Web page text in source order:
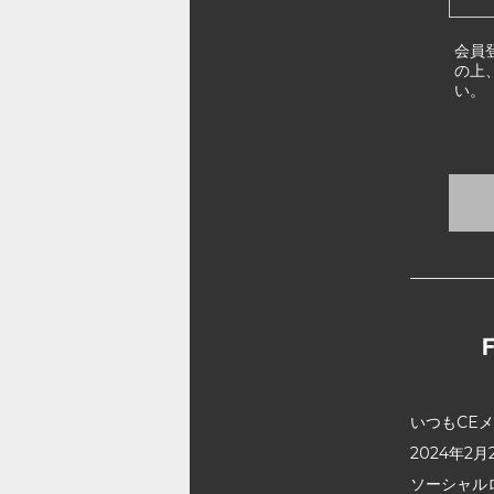
会員
の上
い。
いつもCE
2024年2月
ソーシャ